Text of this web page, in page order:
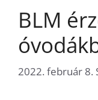
BLM
2022. február 8.